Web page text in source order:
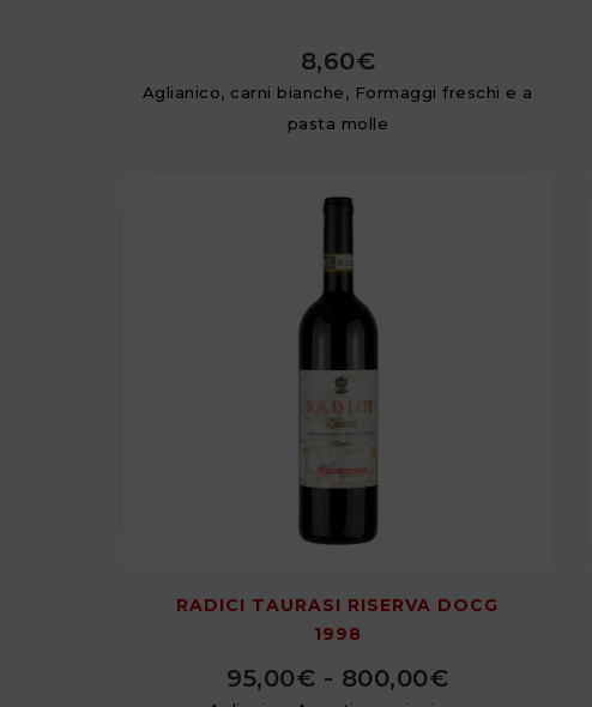
8,60€
Aglianico, carni bianche, Formaggi freschi e a
pasta molle
RADICI TAURASI RISERVA DOCG
1998
95,00€ - 800,00€